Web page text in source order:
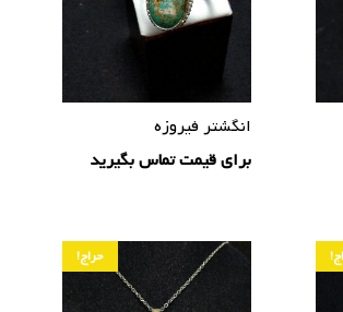
انگشتر فیروزه
برای قیمت تماس بگیرید
حراج!